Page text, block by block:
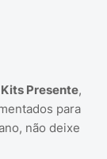
Presente,
para
não deixe